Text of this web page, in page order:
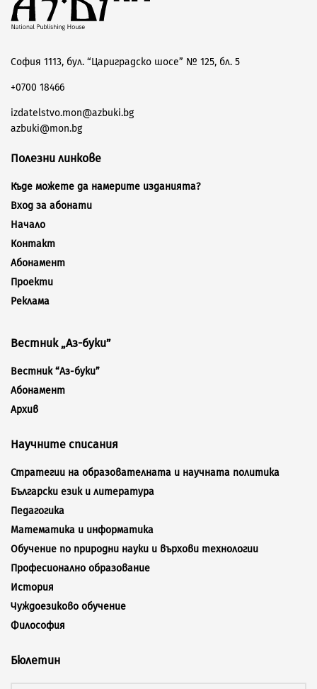
София 1113, бул. “Цариградско шосе” № 125, бл. 5
+0700 18466
izdatelstvo.mon@azbuki.bg
azbuki@mon.bg
Полезни линкове
Къде можете да намерите изданията?
Вход за абонати
Начало
Контакт
Абонамент
Проекти
Реклама
Вестник „Аз-буки”
Вестник “Аз-буки”
Абонамент
Архив
Научните списания
Стратегии на образователната и научната политика
Български език и литература
Педагогика
Математика и информатика
Обучение по природни науки и върхови технологии
Професионално образование
История
Чуждоезиково обучение
Философия
Бюлетин